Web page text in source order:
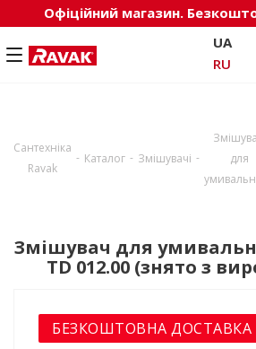
Офіційний магазин.
UA
RU
Сантехніка
Ravak
- Каталог - Змішувачі -
для
Змішувач для
TD 012.00 (знято з
БЕЗКОШТОВНА ДОСТАВКА